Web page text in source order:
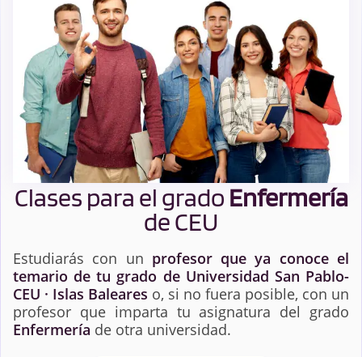
Clases para el grado Enfermería
de CEU
Estudiarás con un profesor que ya conoce el
temario de tu grado de Universidad San Pablo-
CEU · Islas Baleares o, si no fuera posible, con un
profesor que imparta tu asignatura del grado
Enfermería de otra universidad.